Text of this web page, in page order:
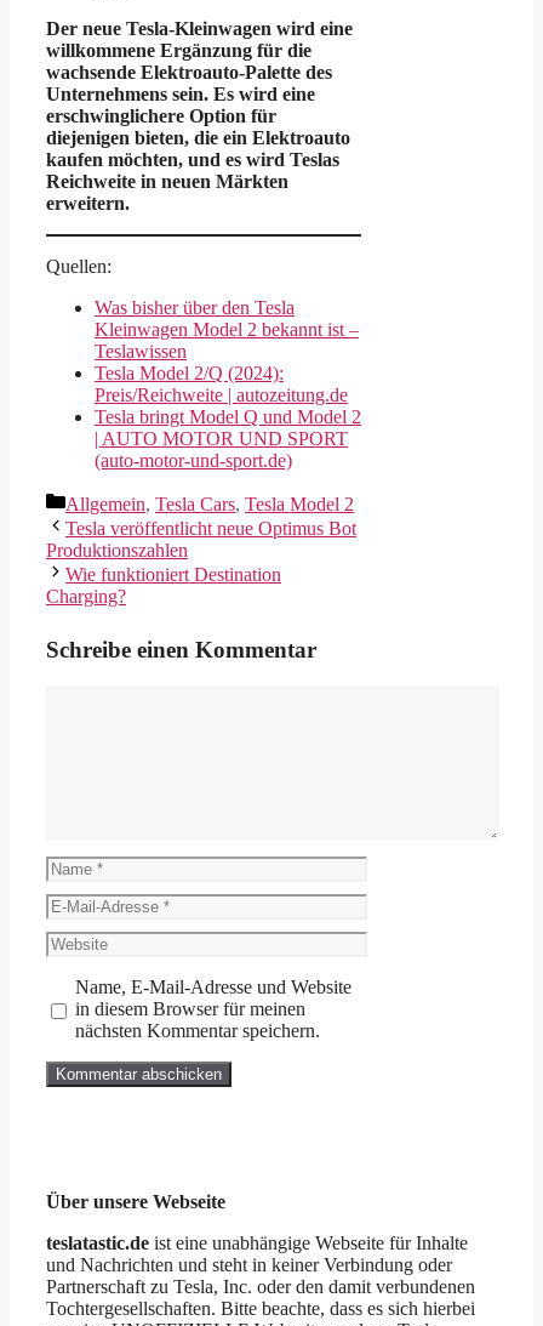
Der neue Tesla-Kleinwagen wird eine
willkommene Ergänzung für die
wachsende Elektroauto-Palette des
Unternehmens sein. Es wird eine
erschwinglichere Option für
diejenigen bieten, die ein Elektroauto
kaufen möchten, und es wird Teslas
Reichweite in neuen Märkten
erweitern.
Quellen:
Was bisher über den Tesla
Kleinwagen Model 2 bekannt ist –
Teslawissen
Tesla Model 2/Q (2024):
Preis/Reichweite | autozeitung.de
Tesla bringt Model Q und Model 2
| AUTO MOTOR UND SPORT
(auto-motor-und-sport.de)
Kategorien
Allgemein, Tesla Cars, Tesla Model 2
Tesla veröffentlicht neue Optimus Bot
Produktionszahlen
Wie funktioniert Destination
Charging?
Schreibe einen Kommentar
Name
E-
Mail-
Adresse
Website
Name, E-Mail-Adresse und Website
in diesem Browser für meinen
nächsten Kommentar speichern.
Über unsere Webseite
teslatastic.de ist eine unabhängige Webseite für Inhalte
und Nachrichten und steht in keiner Verbindung oder
Partnerschaft zu Tesla, Inc. oder den damit verbundenen
Tochtergesellschaften. Bitte beachte, dass es sich hierbei